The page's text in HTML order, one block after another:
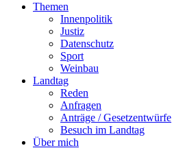
Themen
Innenpolitik
Justiz
Datenschutz
Sport
Weinbau
Landtag
Reden
Anfragen
Anträge / Gesetzentwürfe
Besuch im Landtag
Über mich